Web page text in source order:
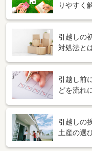
りやすく
引越しの
対処法と
引越し前
どを流れ
引越しの
土産の選